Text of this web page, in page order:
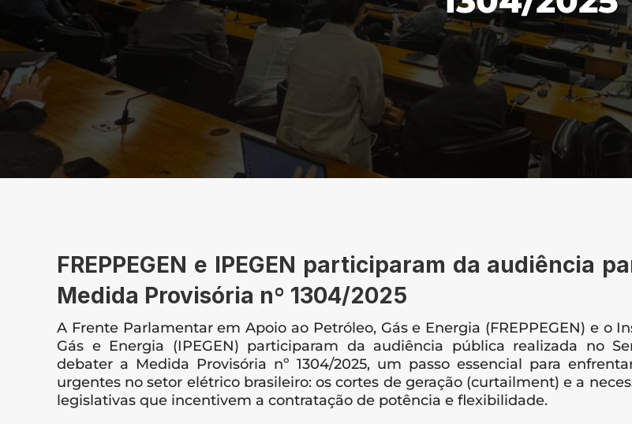
FREPPEGEN e IPEGEN participaram da audiência
Medida Provisória nº 1304/2025
A Frente Parlamentar em Apoio ao Petróleo, Gás e Energia (FREPPEGEN) e o
Gás e Energia (IPEGEN) participaram da audiência pública realizada no
debater a Medida Provisória nº 1304/2025, um passo essencial para
urgentes no setor elétrico brasileiro: os cortes de geração (curtailment) e a
legislativas que incentivem a contratação de potência e flexibilidade.